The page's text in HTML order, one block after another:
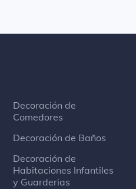
Decoración de
Comedores
Decoración de Baños
Decoración de
Habitaciones Infantiles
y Guarderias